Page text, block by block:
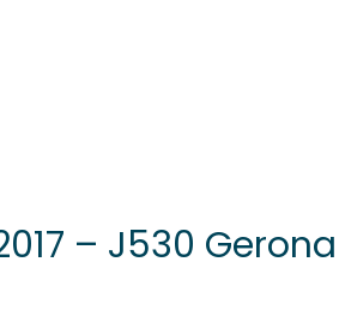
– J530 Gerona